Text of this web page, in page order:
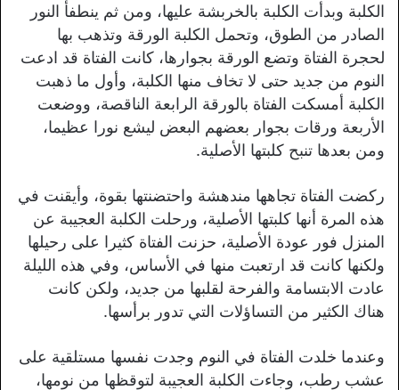
الكلبة وبدأت الكلبة بالخربشة عليها، ومن ثم ينطفأ النور
الصادر من الطوق، وتحمل الكلبة الورقة وتذهب بها
لحجرة الفتاة وتضع الورقة بجوارها، كانت الفتاة قد ادعت
النوم من جديد حتى لا تخاف منها الكلبة، وأول ما ذهبت
الكلبة أمسكت الفتاة بالورقة الرابعة الناقصة، ووضعت
الأربعة ورقات بجوار بعضهم البعض ليشع نورا عظيما،
ومن بعدها تنبح كلبتها الأصلية.
ركضت الفتاة تجاهها مندهشة واحتضنتها بقوة، وأيقنت في
هذه المرة أنها كلبتها الأصلية، ورحلت الكلبة العجيبة عن
المنزل فور عودة الأصلية، حزنت الفتاة كثيرا على رحيلها
ولكنها كانت قد ارتعبت منها في الأساس، وفي هذه الليلة
عادت الابتسامة والفرحة لقلبها من جديد، ولكن كانت
هناك الكثير من التساؤلات التي تدور برأسها.
وعندما خلدت الفتاة في النوم وجدت نفسها مستلقية على
عشب رطب، وجاءت الكلبة العجيبة لتوقظها من نومها،